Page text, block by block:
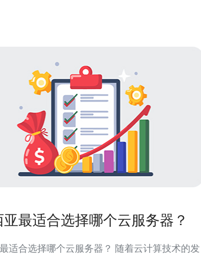
亚最适合选择哪个云服务器？
选择哪个云服务器？ 随着云计算技术的发